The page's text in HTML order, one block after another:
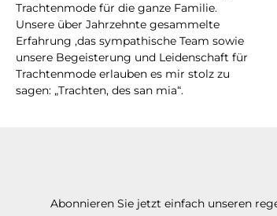
Trachtenmode für die ganze Familie.
Unsere über Jahrzehnte gesammelte
Erfahrung ,das sympathische Team sowie
unsere Begeisterung und Leidenschaft für
Trachtenmode erlauben es mir stolz zu
sagen: „Trachten, des san mia“.
Abonnieren Sie jetzt einfach unseren